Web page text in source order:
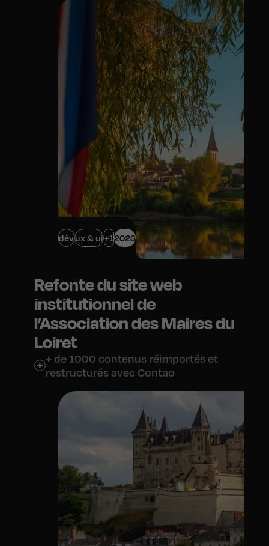
dévux & ui+12026
Refonte du site web
institutionnel de
l’Association des Maires du
Loiret
+ de 1000 contenus réimportés et
restructurés avec Contao